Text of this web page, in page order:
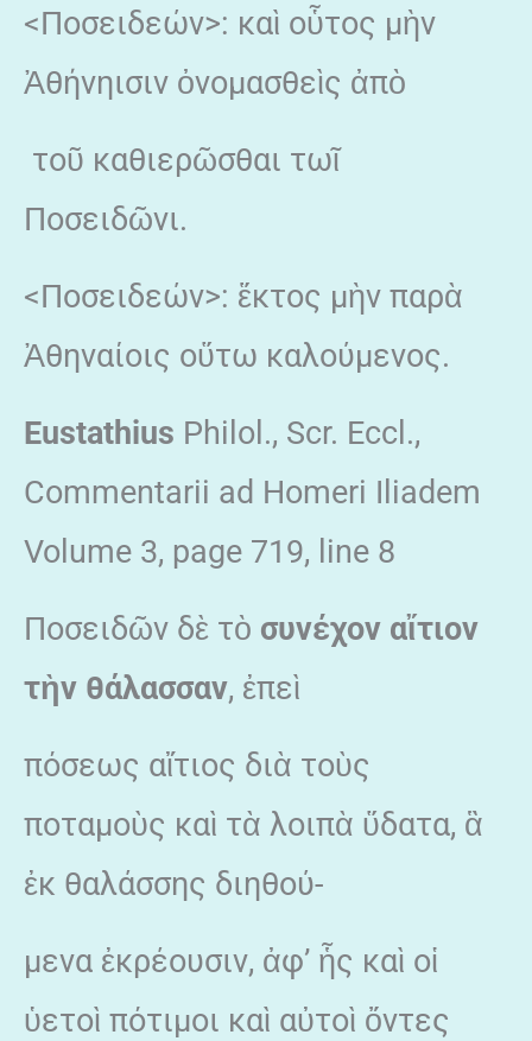
<Ποσειδεών>: καὶ οὗτος μὴν
Ἀθήνηισιν ὀνομασθεὶς ἀπὸ
τοῦ καθιερῶσθαι τωῖ
Ποσειδῶνι.
<Ποσειδεών>: ἕκτος μὴν παρὰ
Ἀθηναίοις οὕτω καλούμενος.
Eustathius Philol., Scr. Eccl.,
Commentarii ad Homeri Iliadem
Volume 3, page 719, line 8
Ποσειδῶν δὲ τὸ συνέχον αἴτιον
τὴν θάλασσαν, ἐπεὶ
πόσεως αἴτιος διὰ τοὺς
ποταμοὺς καὶ τὰ λοιπὰ ὕδατα, ἃ
ἐκ θαλάσσης διηθού-
μενα ἐκρέουσιν, ἀφ’ ἧς καὶ οἱ
ὑετοὶ πότιμοι καὶ αὐτοὶ ὄντες